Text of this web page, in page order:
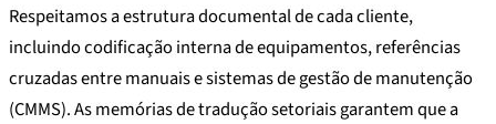
Respeitamos a estrutura documental de cada cliente,
incluindo codificação interna de equipamentos, referências
cruzadas entre manuais e sistemas de gestão de manutenção
(CMMS). As memórias de tradução setoriais garantem que a